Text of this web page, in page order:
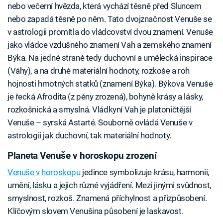
nebo večerní hvězda, která vychází těsně před Sluncem
nebo zapadá těsně po něm. Tato dvojznačnost Venuše se
v astrologii promítla do vládcovství dvou znamení. Venuše
jako vládce vzdušného znamení Vah a zemského znamení
Býka. Na jedné straně tedy duchovní a umělecká inspirace
(Váhy), a na druhé materiální hodnoty, rozkoše a roh
hojnosti hmotných statků (znamení Býka). Býkova Venuše
je řecká Afrodita (z pěny zrozená), bohyně krásy a lásky,
rozkošnická a smyslná. Vládkyní Vah je platoničtější
Venuše – syrská Astarté. Souborně ovládá Venuše v
astrologii jak duchovní, tak materiální hodnoty.
Planeta Venuše v horoskopu zrození
Venuše v horoskopujedince symbolizuje krásu, harmonii,
umění, lásku a jejich různé vyjádření. Mezi jinými svůdnost,
smyslnost, rozkoš. Znamená příchylnost a přizpůsobení.
Klíčovým slovem Venušina působení je laskavost.